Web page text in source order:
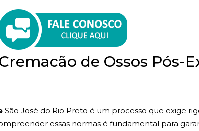
de Ossos Pós-
São José do Rio Preto é um processo que exige
essas normas é fundamental para